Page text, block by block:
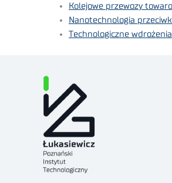
Kolejowe przewozy
Nanotechnologia
Technologiczne